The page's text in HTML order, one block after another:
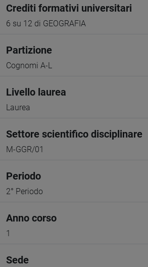
Crediti formativi universitari
6 su 12 di GEOGRAFIA
Partizione
Cognomi A-L
Livello laurea
Laurea
Settore scientifico disciplinare
M-GGR/01
Periodo
2° Periodo
Anno corso
1
Sede